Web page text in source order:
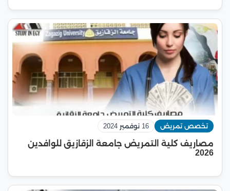
تخصص تمريض 16 نوفمبر 2024
مصاريف كلية التمريض جامعة الزقازيق للوافدين
2026